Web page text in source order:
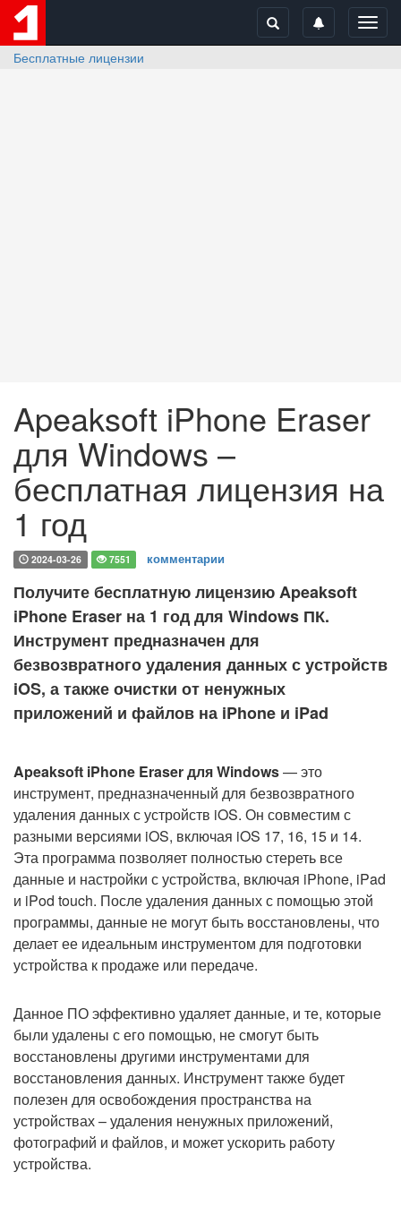
Бесплатные лицензии
Apeaksoft iPhone Eraser
для Windows –
бесплатная лицензия на
1 год
2024-03-26 7551 комментарии
Получите бесплатную лицензию Apeaksoft
iPhone Eraser на 1 год для Windows ПК.
Инструмент предназначен для
безвозвратного удаления данных с устройств
iOS, а также очистки от ненужных
приложений и файлов на iPhone и iPad
Apeaksoft iPhone Eraser для Windows— это
инструмент, предназначенный для безвозвратного
удаления данных с устройств iOS. Он совместим с
разными версиями iOS, включая iOS 17, 16, 15 и 14.
Эта программа позволяет полностью стереть все
данные и настройки с устройства, включая iPhone, iPad
и iPod touch. После удаления данных с помощью этой
программы, данные не могут быть восстановлены, что
делает ее идеальным инструментом для подготовки
устройства к продаже или передаче.
Данное ПО эффективно удаляет данные, и те, которые
были удалены с его помощью, не смогут быть
восстановлены другими инструментами для
восстановления данных. Инструмент также будет
полезен для освобождения пространства на
устройствах – удаления ненужных приложений,
фотографий и файлов, и может ускорить работу
устройства.